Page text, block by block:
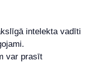
intelekta vadīti
var prasīt